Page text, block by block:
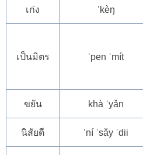
เก่ง
ˈkèŋ
เป็นมิตร ˈpen ˈmít
ขยัน khà ˈyǎn
นิสัยดี ˈní ˈsǎy ˈdii